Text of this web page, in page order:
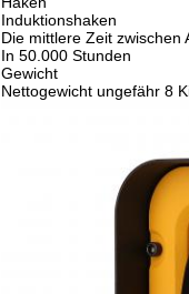
Induktionshaken
Die mittlere Zeit zwischen
In 50.000 Stunden
Gewicht
Nettogewicht ungefähr 8